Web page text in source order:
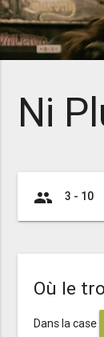
Ni
group 3 - 10
Où le
Dans la case